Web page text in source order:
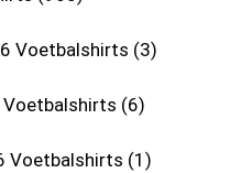
Voetbalshirts 3
Voetbalshirts 6
Voetbalshirts 1